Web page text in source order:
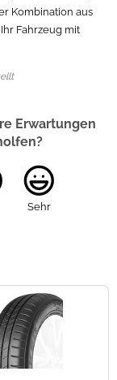
Kombination aus
Fahrzeug mit
Erwartungen
Sehr